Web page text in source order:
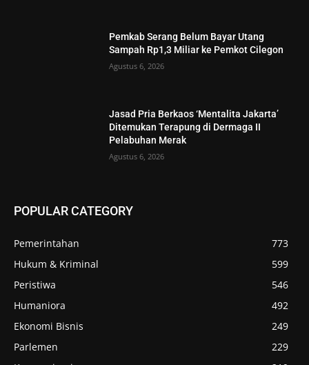
Pemkab Serang Belum Bayar Utang
Sampah Rp1,3 Miliar ke Pemkot Cilegon
Agustus 6, 2026
Jasad Pria Berkaos ‘Mentalita Jakarta’
Ditemukan Terapung di Dermaga II
Pelabuhan Merak
Agustus 6, 2026
POPULAR CATEGORY
Pemerintahan
773
Hukum & Kriminal
599
Peristiwa
546
Humaniora
492
Ekonomi Bisnis
249
Parlemen
229